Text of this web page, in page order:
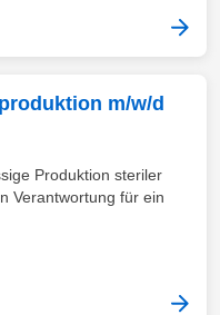
m/w/d
Produktion steriler
Verantwortung für ein